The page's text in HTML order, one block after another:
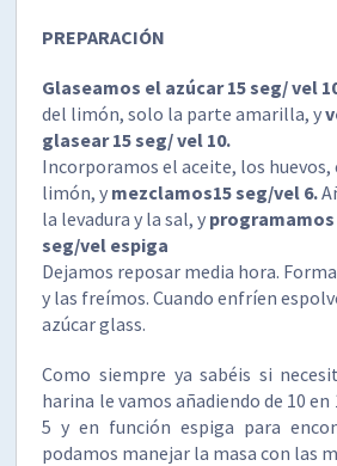
PREPARACIÓN
Glaseamos el azúcar 15 seg/ vel
del limón, solo la parte amarilla, y
glasear 15 seg/ vel 10.
Incorporamos el aceite, los huevos,
limón, y mezclamos15 seg/vel 6.
la levadura y la sal, y programamos
seg/vel espiga
Dejamos reposar media hora.
y las freímos. Cuando enfríen
azúcar glass.
Como siempre ya sabéis si
harina le vamos añadiendo de 10 en
5 y en función espiga para
podamos manejar la masa con las